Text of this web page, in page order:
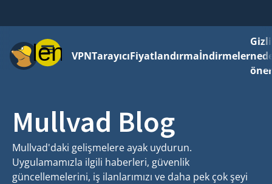
MenüVPNTarayıcıFiyatlandırmaİndirmeler
Mullvad Blog
Mullvad'daki gelişmelere ayak uydurun.
Uygulamamızla ilgili haberleri, güvenlik
güncellemelerini, iş ilanlarımızı ve daha pek çok şeyi